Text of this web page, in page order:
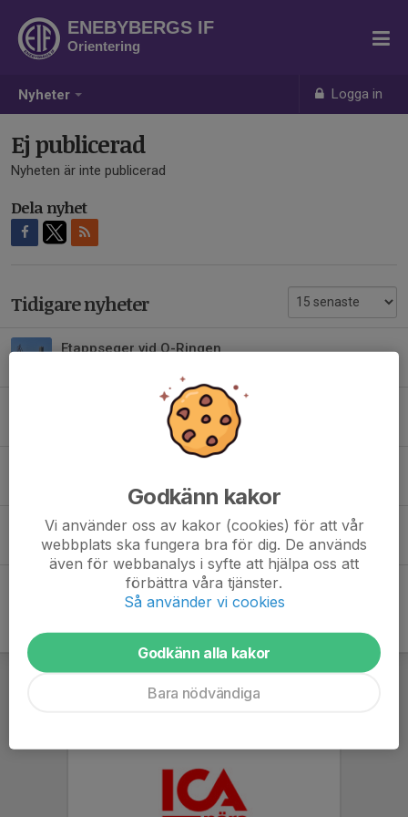
Nyheter Logga in
ENEBYBERGS IF
Orientering
Ej publicerad
Nyheten är inte publicerad
Dela nyhet
Tidigare nyheter
Etappseger vid O-Ringen
Rimbo 2026-08-01
0
13 jul, 12:45 0
Barn och Ungdomar – Våren 2026
19 jun, 11:40 0
Godkänn kakor
Vi använder oss av kakor (cookies) för att vår
webbplats ska fungera bra för dig. De används
även för webbanalys i syfte att hjälpa oss att
förbättra våra tjänster.
Så använder vi cookies
Godkänn alla kakor
Bara nödvändiga